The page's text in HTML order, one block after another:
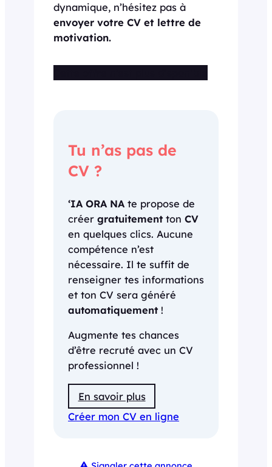
dynamique, n’hésitez pas à
envoyer votre CV et lettre de
motivation.
Tu n’as pas de
CV ?
‘IA ORA NA te propose de
créer gratuitementton CV
en quelques clics. Aucune
compétence n’est
nécessaire. Il te suffit de
renseigner tes informations
et ton CV sera généré
automatiquement!
Augmente tes chances
d’être recruté avec un CV
professionnel !
En savoir plus
Créer mon CV en ligne